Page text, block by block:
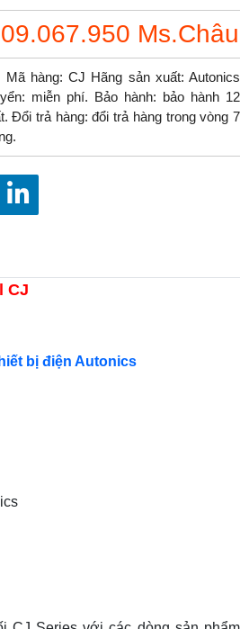
Ms.Châu
hàng: CJ Hãng sản xuất: Autonics
miễn phí. Bảo hành: bảo hành 12
Đổi trả hàng: đổi trả hàng trong vòng 7
CJ
bị điện Autonics